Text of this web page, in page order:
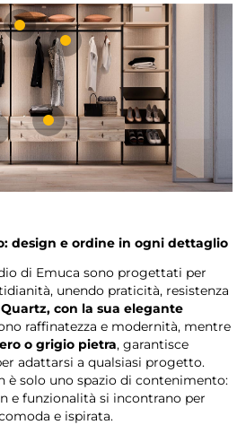
design e ordine in ogni dettaglio
di Emuca sono progettati per
unendo praticità, resistenza
Quartz, con la sua elegante
raffinatezza e modernità, mentre
o grigio pietra, garantisce
adattarsi a qualsiasi progetto.
è solo uno spazio di contenimento:
e funzionalità si incontrano per
e ispirata.